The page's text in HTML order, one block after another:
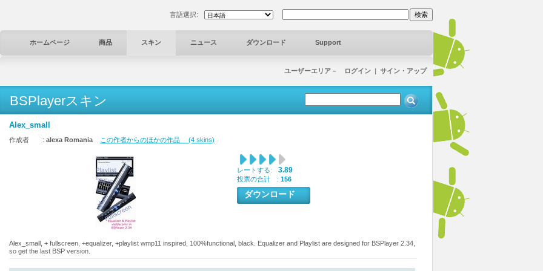
言語選択:
ホームページ 商品 スキン ニュース ダウンロード Support
ユーザーエリア－ ログイン | サイン・アップ
BSPlayerスキン
Alex_small
作成者 : alexa Romania この作者からのほかの作品 (4 skins)
レートする: 3.89
投票の合計 : 156
ダウンロード
Alex_small, + fullscreen, +equalizer, +playlist wmp11 inspired, 100%functional, black. Equalizer and Playlist are designed for BSPlayer 2.34,
so get the last BSP version.